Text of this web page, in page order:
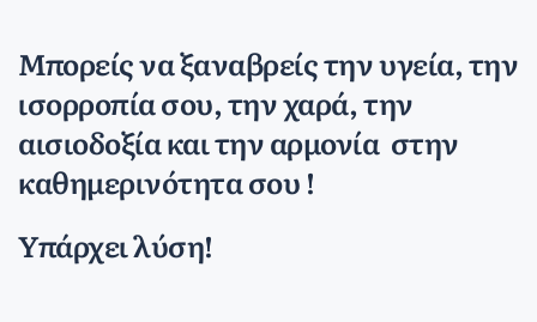
Μπορείς να ξαναβρείς την υγεία, την
ισορροπία σου, την χαρά, την
αισιοδοξία και την αρμονία στην
καθημερινότητα σου !
Υπάρχει λύση!